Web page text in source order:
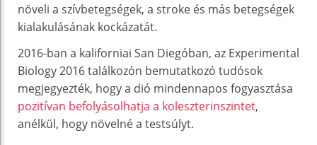
növeli a szívbetegségek, a stroke és más betegségek
kialakulásának kockázatát.
2016-ban a kaliforniai San Diegóban, az Experimental
Biology 2016 találkozón bemutatkozó tudósok
megjegyezték, hogy a dió mindennapos fogyasztása
pozitívan befolyásolhatja a koleszterinszintet,
anélkül, hogy növelné a testsúlyt.